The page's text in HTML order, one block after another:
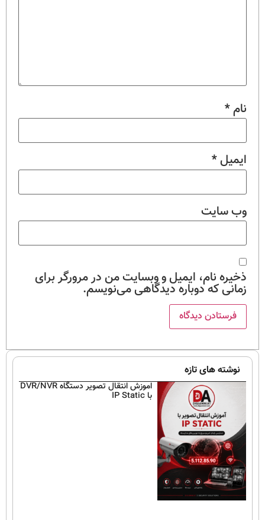
نوشته های تازه
اموزش انتقال تصویر دستگاه DVR/NVR
با IP Static
نام*
ایمیل*
وب‌ سایت
ذخیره نام، ایمیل و وبسایت من در مرورگر برای
زمانی که دوباره دیدگاهی می‌نویسم.